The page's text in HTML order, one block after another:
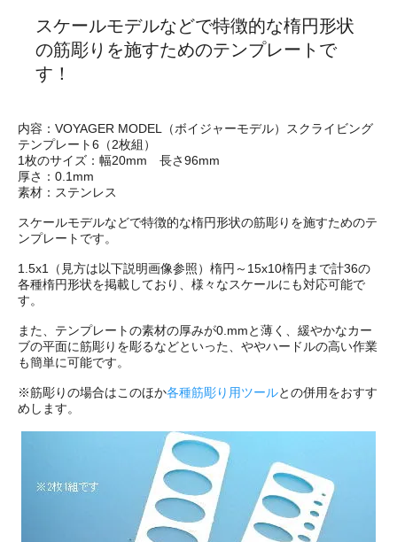
スケールモデルなどで特徴的な楕円形状
の筋彫りを施すためのテンプレートで
す！
内容：VOYAGER MODEL（ボイジャーモデル）スクライビング
テンプレート6（2枚組）
1枚のサイズ：幅20mm 長さ96mm
厚さ：0.1mm
素材：ステンレス
スケールモデルなどで特徴的な楕円形状の筋彫りを施すためのテ
ンプレートです。
1.5x1（見方は以下説明画像参照）楕円～15x10楕円まで計36の
各種楕円形状を掲載しており、様々なスケールにも対応可能で
す。
また、テンプレートの素材の厚みが0.mmと薄く、緩やかなカー
ブの平面に筋彫りを彫るなどといった、ややハードルの高い作業
も簡単に可能です。
※筋彫りの場合はこのほか各種筋彫り用ツールとの併用をおすす
めします。